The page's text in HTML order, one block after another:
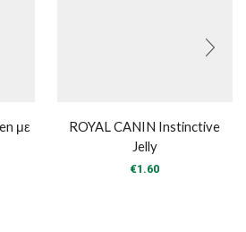
με
ROYAL CANIN Instinctive
Jelly
€1.60